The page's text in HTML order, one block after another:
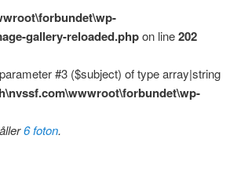
gallery-reloaded.phpon line202
#3 ($subject) of type array|string
6 foton.